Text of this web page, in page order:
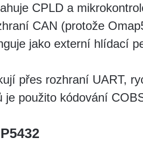
CPLD a
CAN (protože
jako externí hlídací
přes rozhraní UART,
je použito kódování